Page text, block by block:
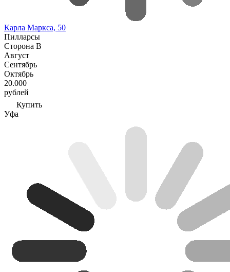
Карла Маркса, 50
Пилларсы
Сторона В
Август
Сентябрь
Октябрь
20.000
рублей
Купить
Уфа